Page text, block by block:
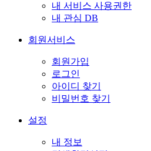
내 서비스 사용권한
내 관심 DB
회원서비스
회원가입
로그인
아이디 찾기
비밀번호 찾기
설정
내 정보